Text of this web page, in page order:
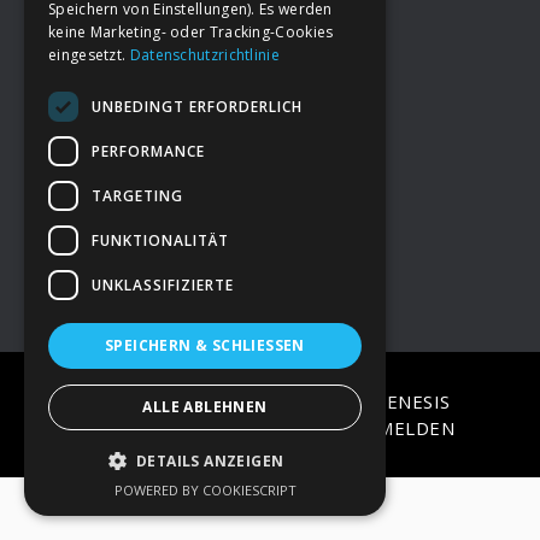
FooterDeine Spende
→ Impressum
→Kontakt zum PAO Team
COPYRIGHT © 2026 · ON
GENESIS
FRAMEWORK·WORDPRESS·ANMELDEN
Speichern von Einstellungen). Es werden
keine Marketing- oder Tracking-Cookies
eingesetzt. Datenschutzrichtlinie
UNBEDINGT ERFORDERLICH
PERFORMANCE
TARGETING
FUNKTIONALITÄT
UNKLASSIFIZIERTE
SPEICHERN & SCHLIESSEN
ALLE ABLEHNEN
DETAILS ANZEIGEN
POWERED BY COOKIESCRIPT